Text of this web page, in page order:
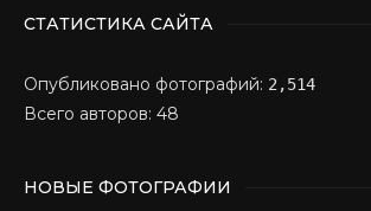
СТАТИСТИКА САЙТА
Опубликовано фотографий: 2,514
Всего авторов: 48
НОВЫЕ ФОТОГРАФИИ